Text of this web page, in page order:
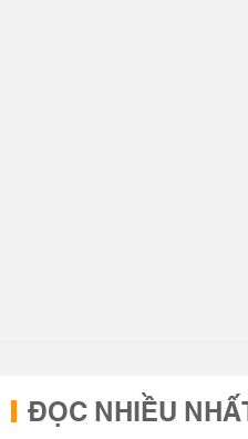
ĐỌC NHIỀU